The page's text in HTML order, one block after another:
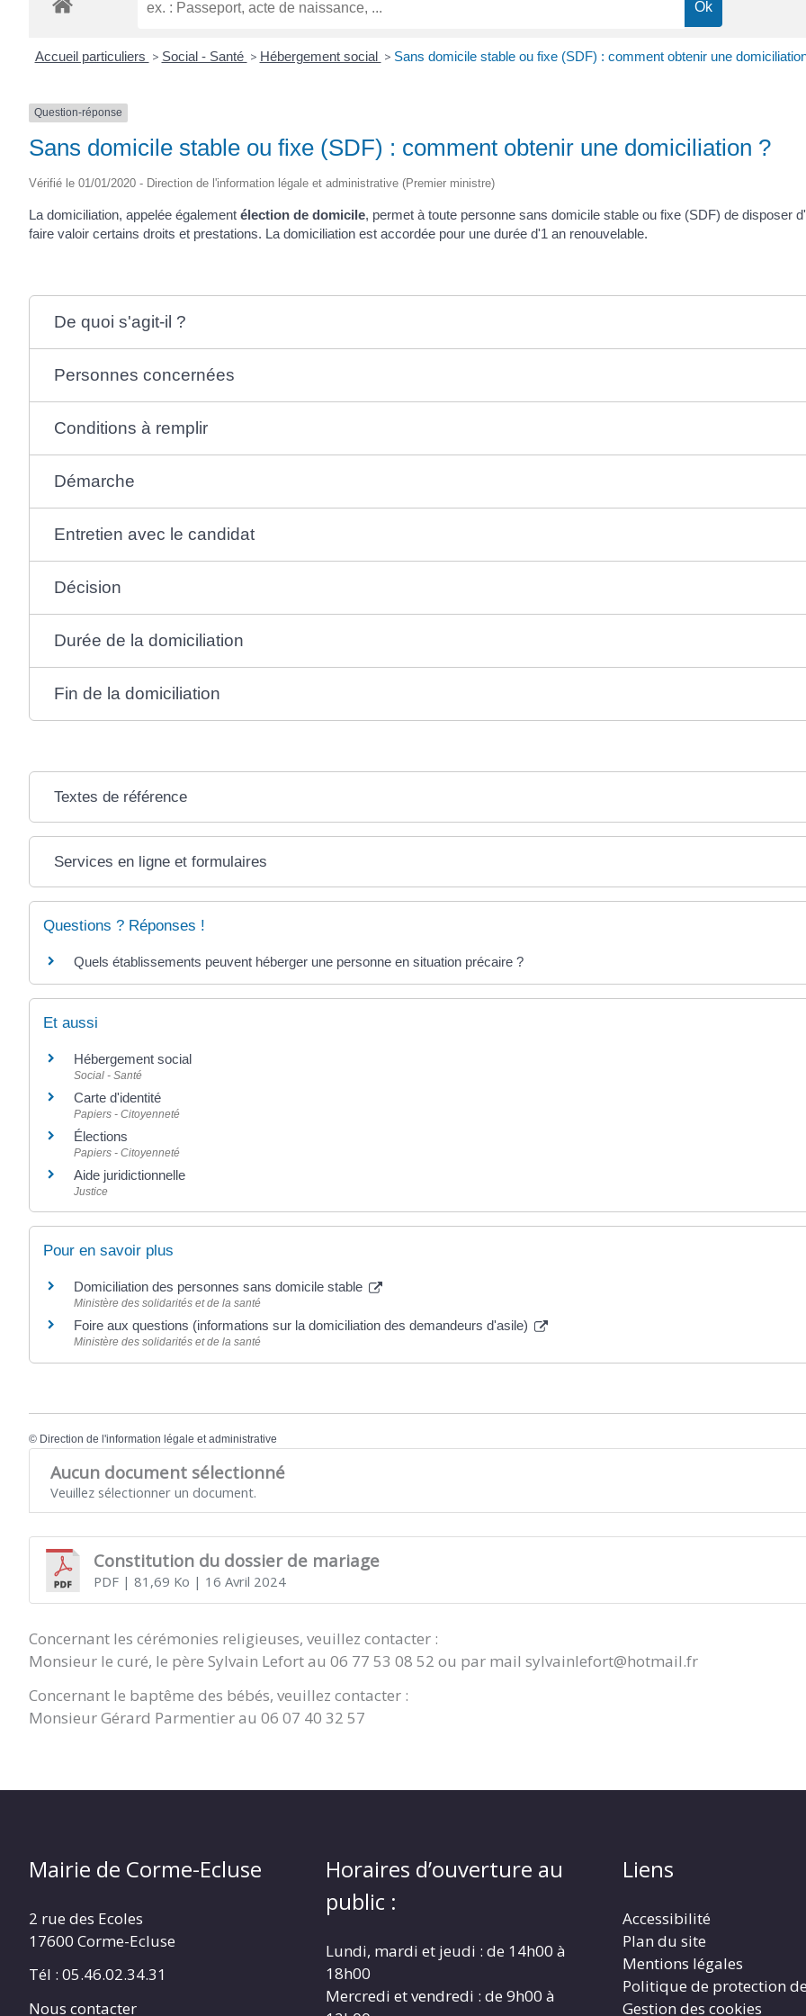
Accueil particuliers > Social - Santé > Hébergement social > Sans domicile stable ou fixe (SDF) : comment obtenir une
Question-réponse
Sans domicile stable ou fixe (SDF) : comment obtenir une domiciliation ?
Vérifié le 01/01/2020 - Direction de l'information légale et administrative (Premier ministre)
La domiciliation, appelée également élection de domicile, permet à toute personne sans domicile stable ou fixe (SDF) de disposer
faire valoir certains droits et prestations. La domiciliation est accordée pour une durée d'1 an renouvelable.
De quoi s'agit-il ?
Personnes concernées
Conditions à remplir
Démarche
Entretien avec le candidat
Décision
Durée de la domiciliation
Fin de la domiciliation
Textes de référence
Services en ligne et formulaires
Questions ? Réponses !
Quels établissements peuvent héberger une personne en situation précaire ?
Et aussi
Hébergement social
Social - Santé
Carte d'identité
Papiers - Citoyenneté
Élections
Papiers - Citoyenneté
Aide juridictionnelle
Justice
Pour en savoir plus
Domiciliation des personnes sans domicile stable
Ministère des solidarités et de la santé
Foire aux questions (informations sur la domiciliation des demandeurs d'asile)
Ministère des solidarités et de la santé
© Direction de l'information légale et administrative
Aucun document sélectionné
Veuillez sélectionner un document.
Constitution du dossier de mariage
PDF| 81,69 Ko | 16 Avril 2024
Concernant les cérémonies religieuses, veuillez contacter :
Monsieur le curé, le père Sylvain Lefort au 06 77 53 08 52 ou par mail sylvainlefort@hotmail.fr
Concernant le baptême des bébés, veuillez contacter :
Monsieur Gérard Parmentier au 06 07 40 32 57
Mairie de Corme-Ecluse
2 rue des Ecoles
17600 Corme-Ecluse
Tél : 05.46.02.34.31
Nous contacter
Horaires d’ouverture au
public :
Lundi, mardi et jeudi : de 14h00 à
18h00
Mercredi et vendredi : de 9h00 à
Liens
Accessibilité
Plan du site
Mentions légales
Politique de protection
Gestion des cookies